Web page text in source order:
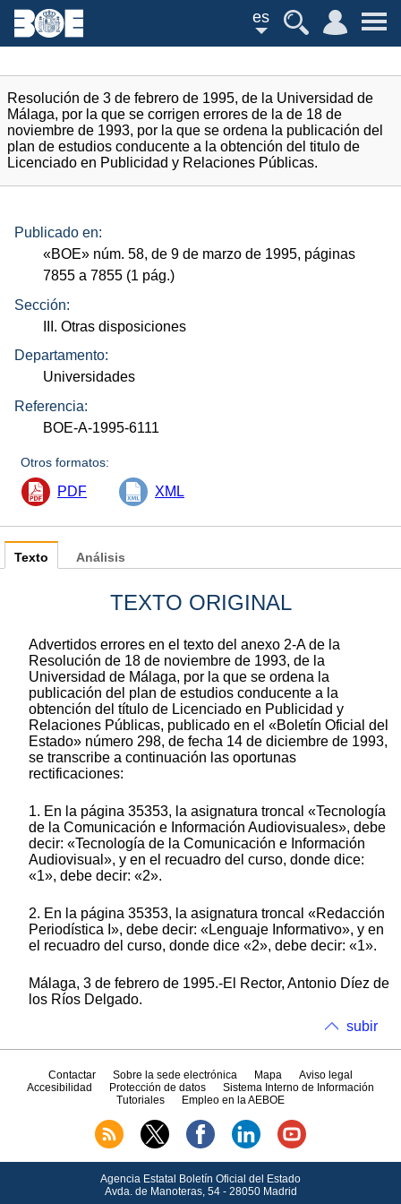
es
Resolución de 3 de febrero de 1995, de la Universidad de
Málaga, por la que se corrigen errores de la de 18 de
noviembre de 1993, por la que se ordena la publicación del
plan de estudios conducente a la obtención del titulo de
Licenciado en Publicidad y Relaciones Públicas.
Publicado en:
«BOE» núm. 58, de 9 de marzo de 1995, páginas
7855 a 7855 (1 pág.)
Sección:
III. Otras disposiciones
Departamento:
Universidades
Referencia:
BOE-A-1995-6111
Otros formatos:
PDF XML
Texto
TEXTO ORIGINAL
Advertidos errores en el texto del anexo 2-A de la
Resolución de 18 de noviembre de 1993, de la
Universidad de Málaga, por la que se ordena la
publicación del plan de estudios conducente a la
obtención del título de Licenciado en Publicidad y
Relaciones Públicas, publicado en el «Boletín Oficial del
Estado» número 298, de fecha 14 de diciembre de 1993,
se transcribe a continuación las oportunas
rectificaciones:
1. En la página 35353, la asignatura troncal «Tecnología
de la Comunicación e Información Audiovisuales», debe
decir: «Tecnología de la Comunicación e Información
Audiovisual», y en el recuadro del curso, donde dice:
«1», debe decir: «2».
2. En la página 35353, la asignatura troncal «Redacción
Periodística I», debe decir: «Lenguaje Informativo», y en
el recuadro del curso, donde dice «2», debe decir: «1».
Málaga, 3 de febrero de 1995.-El Rector, Antonio Díez de
los Ríos Delgado.
Análisis
subir
Contactar Sobre la sede electrónica Mapa
Aviso legal
Accesibilidad
Protección de datos
Sistema Interno de Información
Tutoriales
Empleo en la AEBOE
Agencia Estatal Boletín Oficial del Estado
Avda. de Manoteras, 54 - 28050 Madrid